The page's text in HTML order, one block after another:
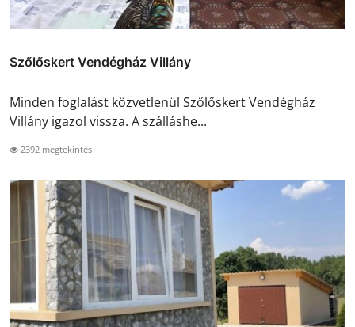
Szőlőskert Vendégház Villány
Minden foglalást közvetlenül Szőlőskert Vendégház
Villány igazol vissza. A szálláshe...
2392 megtekintés